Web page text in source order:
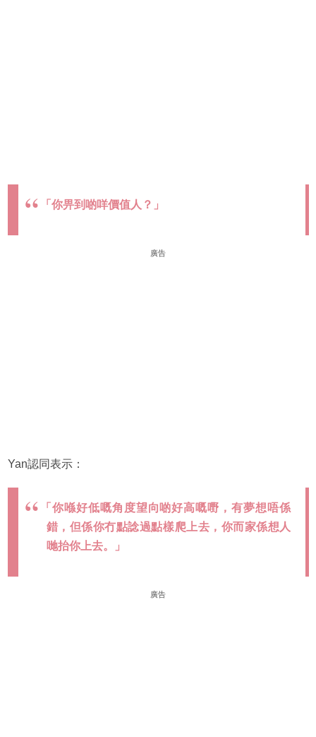
「你畀到啲咩價值人？」
廣告
Yan認同表示：
「你喺好低嘅角度望向啲好高嘅嘢，有夢想唔係
錯，但係你冇點諗過點樣爬上去，你而家係想人
哋抬你上去。」
廣告